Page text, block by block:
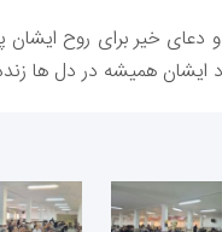
دعای خیر برای روح ایشان
ایشان همیشه در دل ها